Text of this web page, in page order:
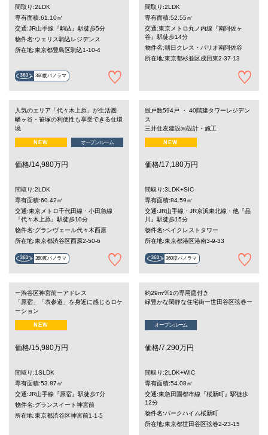
間取り:2LDK
専有面積:61.10㎡
交通:JR山手線『駒込』駅徒歩5分
物件名:ウェリス駒込レジデンス
所在地:東京都豊島区駒込1-10-4
360度パノラマ
間取り:2LDK
専有面積:52.55㎡
交通:東京メトロ丸ノ内線『南阿佐ヶ
谷』駅徒歩14分
物件名:朝日クレス・パリオ南阿佐谷
所在地:東京都杉並区成田東2-37-13
人気のエリア「代々木上原」が生活圏
幡ヶ谷・笹塚の利便性も享受できる住環
境
NEW オープンルーム
価格/14,980万円
間取り:2LDK
専有面積:60.42㎡
交通:東京メトロ千代田線・小田急線
『代々木上原』駅徒歩10分
物件名:グランヴェール代々木西原
所在地:東京都渋谷区西原2-50-6
360度パノラマ
総戸数594戸 ・ 40階建タワーレジデン
ス
三井住友建設㈱設計・施工
NEW
価格/17,180万円
間取り:3LDK+SIC
専有面積:84.59㎡
交通:JR山手線・JR京浜東北線・他『品
川』駅徒歩15分
物件名:ベイクレストタワー
所在地:東京都港区港南3-9-33
360度パノラマ
ー渋谷区神宮前ーアドレス
「原宿」「表参道」を身近に感じるロケ
ーション
NEW
価格/15,980万円
間取り:1SLDK
専有面積:53.87㎡
交通:JR山手線『原宿』駅徒歩7分
物件名:グランスイート神宮前
所在地:東京都渋谷区神宮前1-1-5
約29m²※1の専用庭付き
緑豊かな閑静な住宅街ー世田谷区弦巻ー
オープンルーム
価格/7,290万円
間取り:2LDK+WIC
専有面積:54.08㎡
交通:東急田園都市線『桜新町』駅徒歩
12分
物件名:パークハイム桜新町
所在地:東京都世田谷区弦巻2-23-15